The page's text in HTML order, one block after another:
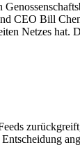
CEO Bill
Netzes